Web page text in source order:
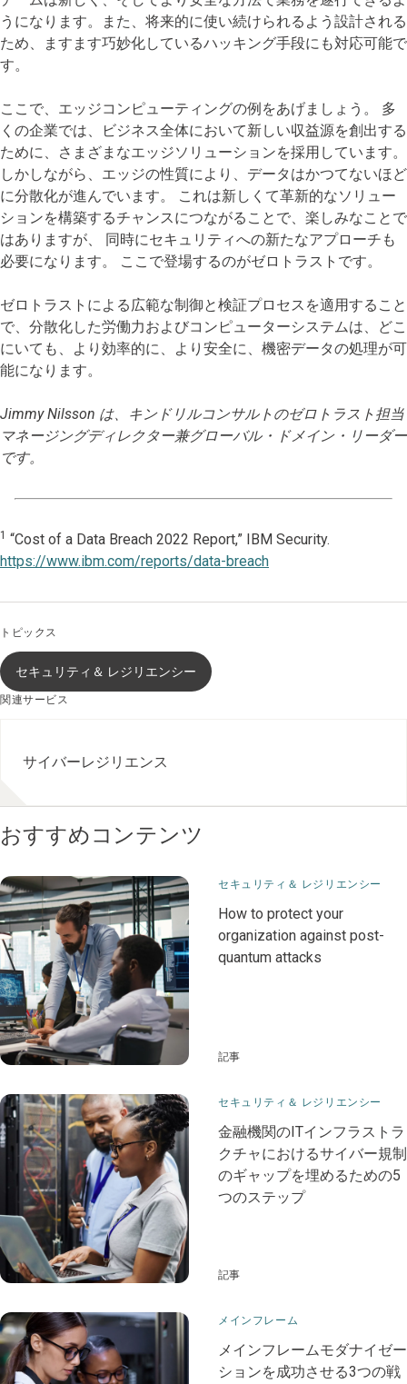
うになります。また、将来的に使い続けられるよう設計される
ため、ますます巧妙化しているハッキング手段にも対応可能で
す。
ここで、エッジコンピューティングの例をあげましょう。 多
くの企業では、ビジネス全体において新しい収益源を創出する
ために、さまざまなエッジソリューションを採用しています。
しかしながら、エッジの性質により、データはかつてないほど
に分散化が進んでいます。 これは新しくて革新的なソリュー
ションを構築するチャンスにつながることで、楽しみなことで
はありますが、 同時にセキュリティへの新たなアプローチも
必要になります。 ここで登場するのがゼロトラストです。
ゼロトラストによる広範な制御と検証プロセスを適用すること
で、分散化した労働力およびコンピューターシステムは、どこ
にいても、より効率的に、より安全に、機密データの処理が可
能になります。
Jimmy Nilsson は、キンドリルコンサルトのゼロトラスト担当
マネージングディレクター兼グローバル・ドメイン・リーダー
です。
1 “Cost of a Data Breach 2022 Report,” IBM Security.
https://www.ibm.com/reports/data-breach
トピックス
セキュリティ＆ レジリエンシー
関連サービス
サイバーレジリエンス
おすすめコンテンツ
セキュリティ＆ レジリエンシー
How to protect your
organization against post-
quantum attacks
記事
セキュリティ＆ レジリエンシー
金融機関のITインフラストラ
クチャにおけるサイバー規制
のギャップを埋めるための5
つのステップ
記事
メインフレーム​
メインフレームモダナイゼー
ションを成功させる3つの戦